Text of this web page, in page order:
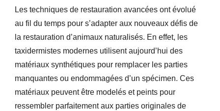
Les techniques de restauration avancées ont évolué
au fil du temps pour s’adapter aux nouveaux défis de
la restauration d’animaux naturalisés. En effet, les
taxidermistes modernes utilisent aujourd’hui des
matériaux synthétiques pour remplacer les parties
manquantes ou endommagées d’un spécimen. Ces
matériaux peuvent être modelés et peints pour
ressembler parfaitement aux parties originales de